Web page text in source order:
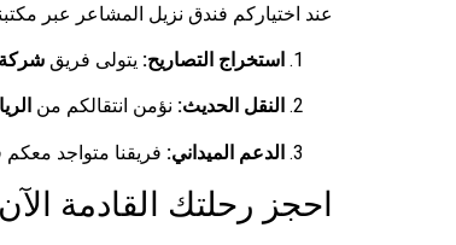
عند اختياركم فندق نزيل المشاعر عبر
استخراج التصاريح: يتولى فريق شركة
النقل الحديث: نؤمن انتقالكم من
الدعم الميداني: فريقنا متواجد
احجز رحلتك القادمة الآن